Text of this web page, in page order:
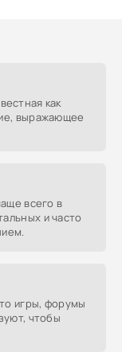
как
выражающее
всего в
и часто
игры, форумы
чтобы